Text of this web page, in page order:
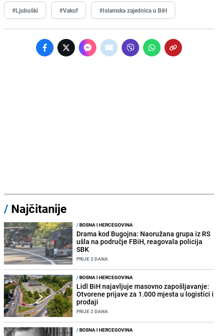
#Ljubuški #Vakuf #Islamska zajednica u BiH
/ Najčitanije
/BOSNA I HERCEGOVINA
Drama kod Bugojna: Naoružana grupa iz RS
ušla na područje FBiH, reagovala policija
SBK
PRIJE 2 DANA
/BOSNA I HERCEGOVINA
Lidl BiH najavljuje masovno zapošljavanje:
Otvorene prijave za 1.000 mjesta u logistici i
prodaji
PRIJE 2 DANA
/BOSNA I HERCEGOVINA